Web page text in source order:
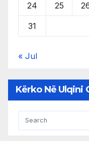
24 25
31
« Jul
Kërko Në Ulqini